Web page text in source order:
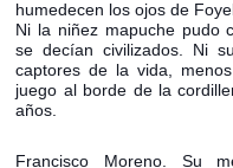
humedecen los ojos de
Ni la niñez mapuche pudo
se decían civilizados. Ni
captores de la vida,
juego al borde de la
años.
Francisco Moreno. Su